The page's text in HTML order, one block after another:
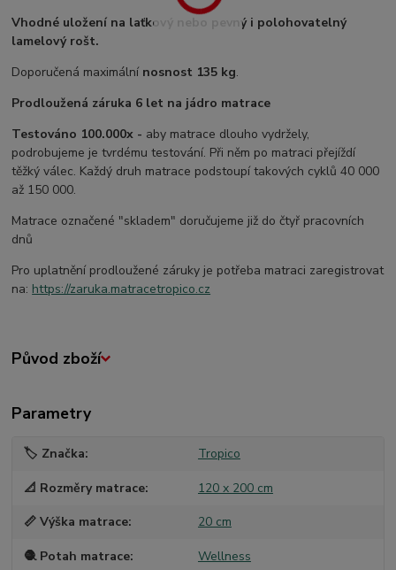
Vhodné uložení na laťkový nebo pevný i polohovatelný
lamelový rošt.
Doporučená maximální nosnost 135 kg.
Prodloužená záruka 6 let na jádro matrace
Testováno 100.000x - aby matrace dlouho vydržely,
podrobujeme je tvrdému testování. Při něm po matraci přejíždí
těžký válec. Každý druh matrace podstoupí takových cyklů 40 000
až 150 000.
Matrace označené "skladem" doručujeme již do čtyř pracovních
dnů
Pro uplatnění prodloužené záruky je potřeba matraci zaregistrovat
na: https://zaruka.matracetropico.cz
Původ zboží
Parametry
🏷️ Značka Tropico
📐 Rozměry matrace 120 x 200 cm
📏 Výška matrace 20 cm
🧶 Potah matrace Wellness